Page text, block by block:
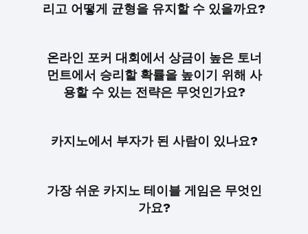
리고 어떻게 균형을 유지할 수 있을까요?
온라인 포커 대회에서 상금이 높은 토너
먼트에서 승리할 확률을 높이기 위해 사
용할 수 있는 전략은 무엇인가요?
카지노에서 부자가 된 사람이 있나요?
가장 쉬운 카지노 테이블 게임은 무엇인
가요?